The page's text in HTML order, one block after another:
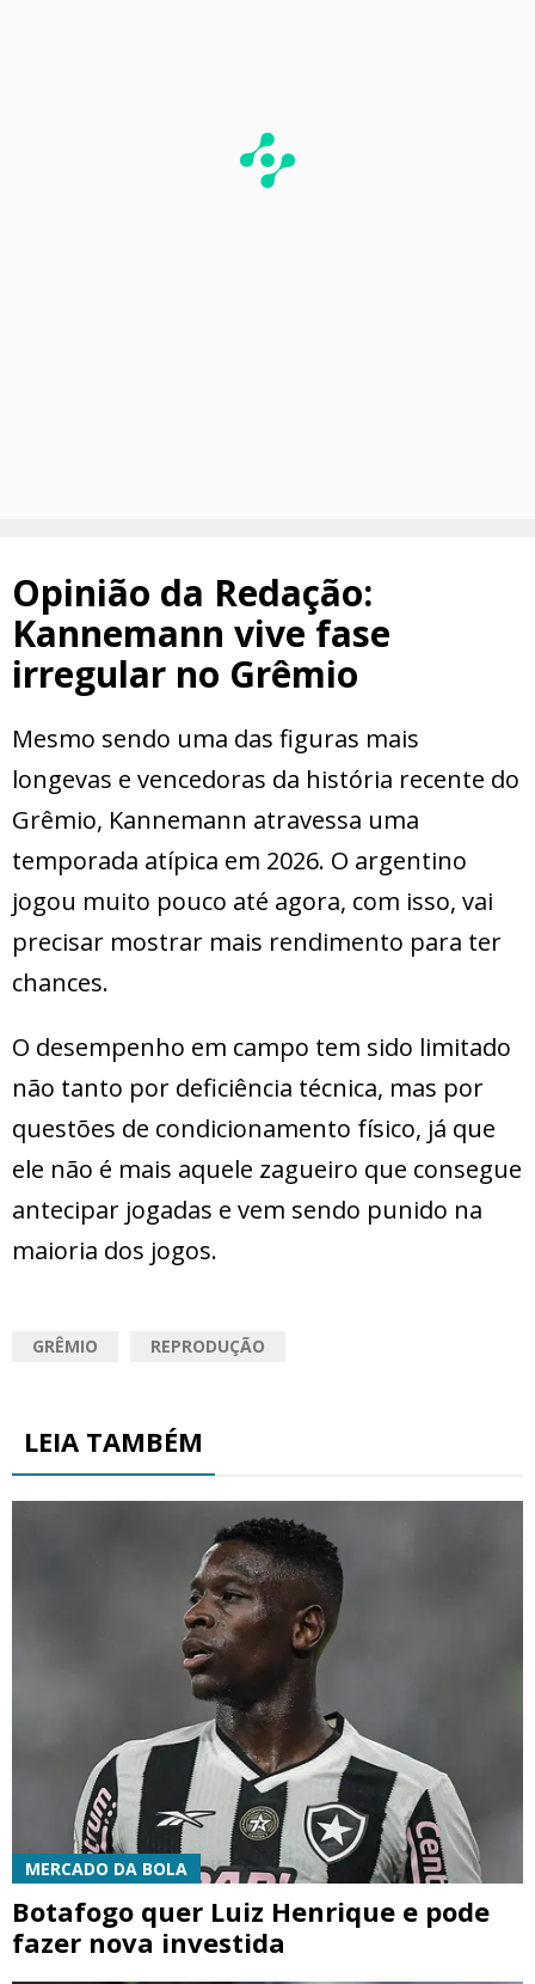
Opinião da Redação:
Kannemann vive fase
irregular no Grêmio
Mesmo sendo uma das figuras mais
longevas e vencedoras da história recente do
Grêmio, Kannemann atravessa uma
temporada atípica em 2026. O argentino
jogou muito pouco até agora, com isso, vai
precisar mostrar mais rendimento para ter
chances.
O desempenho em campo tem sido limitado
não tanto por deficiência técnica, mas por
questões de condicionamento físico, já que
ele não é mais aquele zagueiro que consegue
antecipar jogadas e vem sendo punido na
maioria dos jogos.
GRÊMIO REPRODUÇÃO
LEIA TAMBÉM
MERCADO DA BOLA
Botafogo quer Luiz Henrique e pode
fazer nova investida